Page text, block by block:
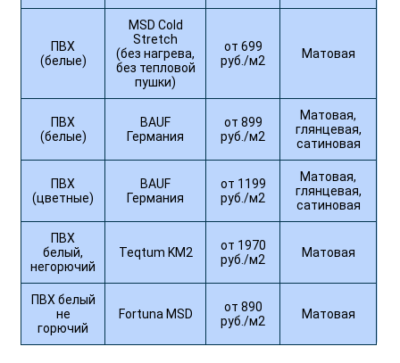
ПВХ
(белые)
MSD Cold
Stretch
(без нагрева,
без тепловой
пушки)
от 699
руб./м2
Матовая
ПВХ
(белые)
BAUF
Германия
от 899
руб./м2
Матовая,
глянцевая,
сатиновая
ПВХ
(цветные)
BAUF
Германия
от 1199
руб./м2
Матовая,
глянцевая,
сатиновая
ПВХ
белый,
негорючий
Teqtum KM2
от 1970
руб./м2
Матовая
ПВХ белый
не
горючий
Fortuna MSD
от 890
руб./м2
Матовая